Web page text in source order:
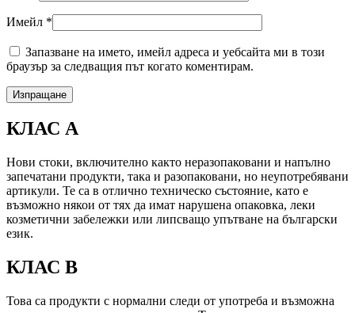
Имейл *
Запазване на името, имейл адреса и уебсайта ми в този
браузър за следващия път когато коментирам.
КЛАС А
Нови стоки, включително както неразопаковани и напълно
запечатани продукти, така и разопаковани, но неупотребявани
артикули. Те са в отлично техническо състояние, като е
възможно някои от тях да имат нарушена опаковка, леки
козметични забележки или липсващо упътване на български
език.
КЛАС B
Това са продукти с нормални следи от употреба и възможна